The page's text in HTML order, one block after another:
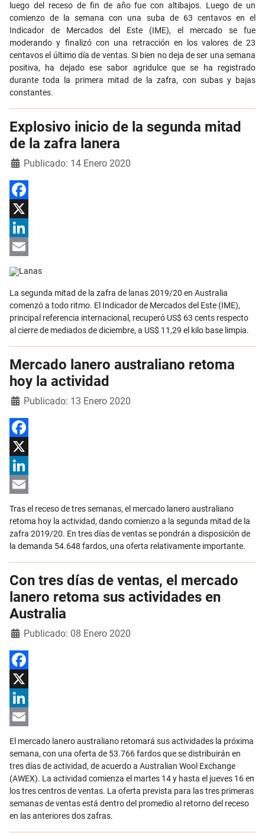
luego del receso de fin de año fue con altibajos. Luego de un
comienzo de la semana con una suba de 63 centavos en el
Indicador de Mercados del Este (IME), el mercado se fue
moderando y finalizó con una retracción en los valores de 23
centavos el último día de ventas. Si bien no deja de ser una semana
positiva, ha dejado ese sabor agridulce que se ha registrado
durante toda la primera mitad de la zafra, con subas y bajas
constantes.
Explosivo inicio de la segunda mitad
de la zafra lanera
DetallesPublicado: 14 Enero 2020
Facebook
X
LinkedIn
Email
La segunda mitad de la zafra de lanas 2019/20 en Australia
comenzó a todo ritmo. El Indicador de Mercados del Este (IME),
principal referencia internacional, recuperó US$ 63 cents respecto
al cierre de mediados de diciembre, a US$ 11,29 el kilo base limpia.
Mercado lanero australiano retoma
hoy la actividad
DetallesPublicado: 13 Enero 2020
Facebook
X
LinkedIn
Tras el receso de tres semanas, el mercado lanero australiano
retoma hoy la actividad, dando comienzo a la segunda mitad de la
zafra 2019/20. En tres días de ventas se pondrán a disposición de
la demanda 54.648 fardos, una oferta relativamente importante.
Con tres días de ventas, el mercado
lanero retoma sus actividades en
Australia
DetallesPublicado: 08 Enero 2020
Facebook
X
LinkedIn
Email
El mercado lanero australiano retomará sus actividades la próxima
semana, con una oferta de 53.766 fardos que se distribuirán en
tres días de actividad, de acuerdo a Australian Wool Exchange
(AWEX). La actividad comienza el martes 14 y hasta el jueves 16 en
los tres centros de ventas. La oferta prevista para las tres primeras
semanas de ventas está dentro del promedio al retorno del receso
en las anteriores dos zafras.